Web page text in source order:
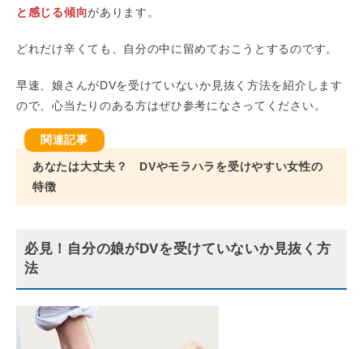
と感じる傾向があります。
どれだけ辛くても、自分の中に留めておこうとするのです。
早速、娘さんがDVを受けていないか見抜く方法を紹介します
ので、心当たりのある方はぜひ参考になさってください。
あなたは大丈夫？ DVやモラハラを受けやすい女性の
特徴
必見！自分の娘がDVを受けていないか見抜く方
法